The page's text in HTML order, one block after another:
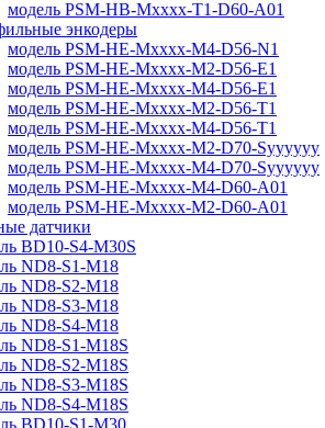
модель PSM-HB-Mxxxx-T1-D60-A01
энкодеры
модель PSM-HE-Mxxxx-M4-D56-N1
модель PSM-HE-Mxxxx-M2-D56-E1
модель PSM-HE-Mxxxx-M4-D56-E1
модель PSM-HE-Mxxxx-M2-D56-T1
модель PSM-HE-Mxxxx-M4-D56-T1
модель PSM-HE-Mxxxx-M2-D70-Syyyyyy
модель PSM-HE-Mxxxx-M4-D70-Syyyyyy
модель PSM-HE-Mxxxx-M4-D60-A01
модель PSM-HE-Mxxxx-M2-D60-A01
датчики
BD10-S4-M30S
ND8-S1-M18
ND8-S2-M18
ND8-S3-M18
ND8-S4-M18
ND8-S1-M18S
ND8-S2-M18S
ND8-S3-M18S
ND8-S4-M18S